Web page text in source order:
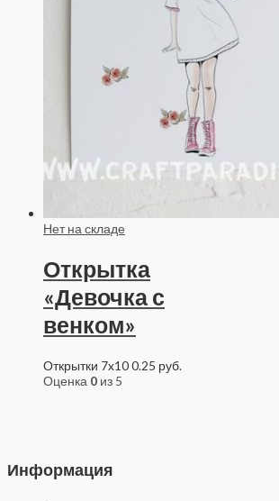
Нет на складе
Открытка
«Девочка с
венком»
Открытки 7x100.25 руб.
Оценка 0 из 5
Информация